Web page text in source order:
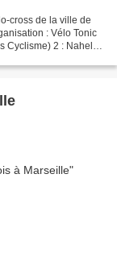
cross de la ville de
: Vélo Tonic
Cyclisme) 2 : Nahel